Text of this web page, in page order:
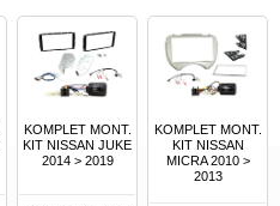
KOMPLET MONT.
KIT NISSAN JUKE
2014 > 2019
KOMPLET MONT.
KIT NISSAN
MICRA 2010 >
2013